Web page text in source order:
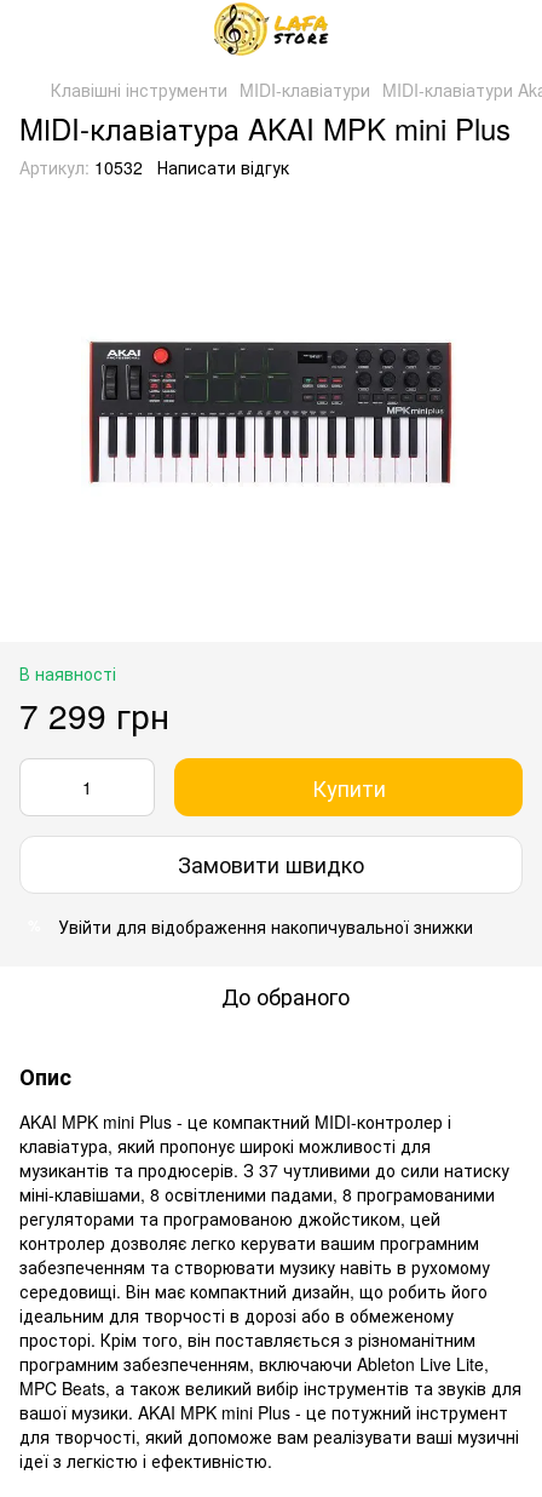
Клавішні інструменти MIDI-клавіатури MIDI-клавіатури
MІDI-клавіатура AKAI MPK mini Plus
Артикул: 10532 Написати відгук
В наявності
7 299 грн
Купити
Замовити швидко
Увійти для відображення накопичувальної знижки
До обраного
Опис
AKAI MPK mini Plus - це компактний MIDI-контролер і
клавіатура, який пропонує широкі можливості для
музикантів та продюсерів. З 37 чутливими до сили натиску
міні-клавішами, 8 освітленими падами, 8 програмованими
регуляторами та програмованою джойстиком, цей
контролер дозволяє легко керувати вашим програмним
забезпеченням та створювати музику навіть в рухомому
середовищі. Він має компактний дизайн, що робить його
ідеальним для творчості в дорозі або в обмеженому
просторі. Крім того, він поставляється з різноманітним
програмним забезпеченням, включаючи Ableton Live Lite,
MPC Beats, а також великий вибір інструментів та звуків для
вашої музики. AKAI MPK mini Plus - це потужний інструмент
для творчості, який допоможе вам реалізувати ваші музичні
ідеї з легкістю і ефективністю.